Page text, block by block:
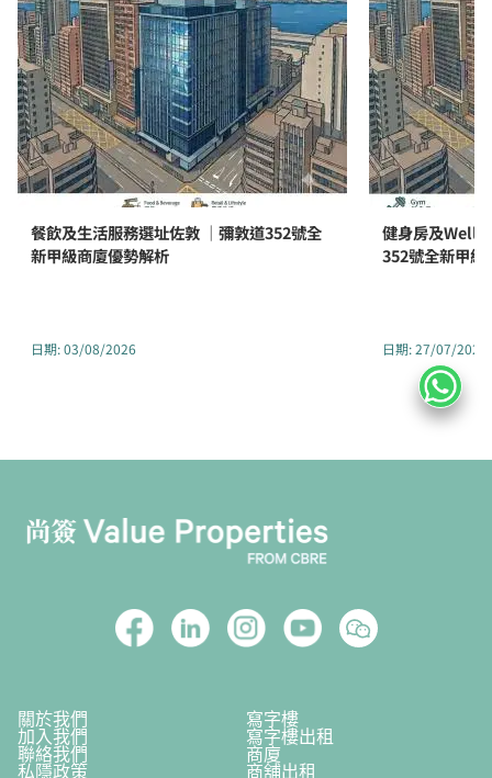
餐飲及生活服務選址佐敦 ｜彌敦道352號全
新甲級商廈優勢解析
日期:03/08/2026
健身房及
352號全新甲級
日期:27/07/2026
關於我們 寫字樓
加入我們 寫字樓出租
聯絡我們 商廈
私隱政策 商舖出租